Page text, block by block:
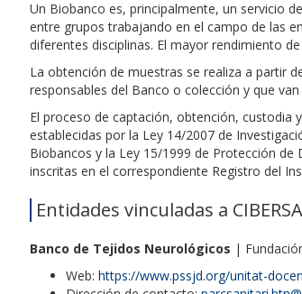
Un Biobanco es, principalmente, un servicio
entre grupos trabajando en el campo de las
diferentes disciplinas. El mayor rendimiento
La obtención de muestras se realiza a partir
responsables del Banco o colección y que
El proceso de captación, obtención, custodia
establecidas por la Ley 14/2007 de
Biobancos y la Ley 15/1999 de Protección
inscritas en el correspondiente Registro del
Entidades vinculadas a
Banco de Tejidos Neurológicos |
Web: https://www.pssjd.org/unitat-